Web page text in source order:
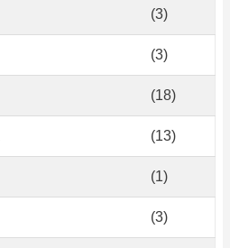
(3)
(3)
(18)
(13)
(1)
(3)